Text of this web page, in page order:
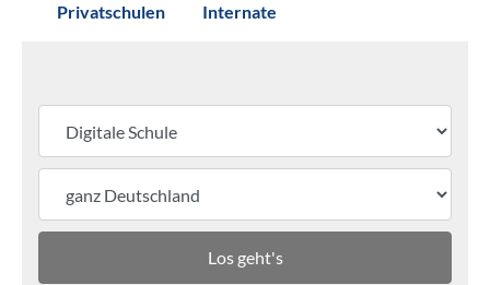
Privatschulen Internate
Los geht's